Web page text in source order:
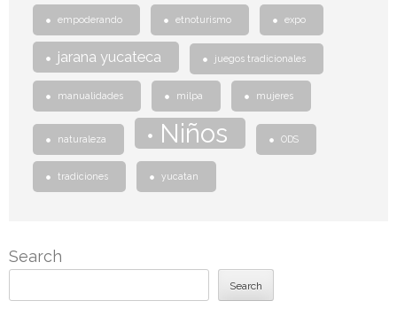
empoderando etnoturismo expo
jarana yucateca juegos tradicionales
manualidades milpa mujeres
naturaleza Niños ODS
tradiciones yucatan
Search
Search